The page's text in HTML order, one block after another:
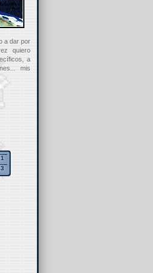
a dar por
quiero
a
mis